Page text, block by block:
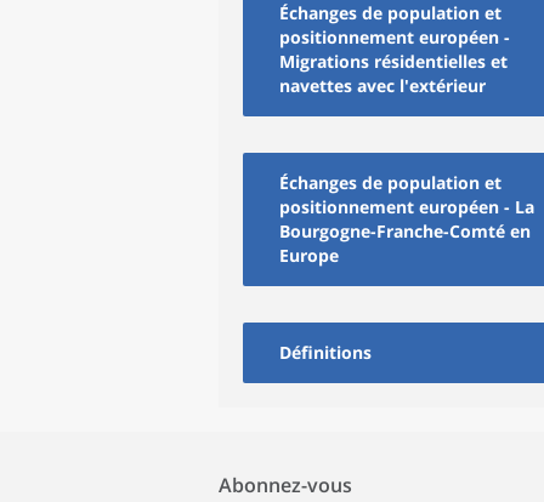
Échanges de population et
positionnement européen -
Migrations résidentielles et
navettes avec l'extérieur
Échanges de population et
positionnement européen - La
Bourgogne-Franche-Comté en
Europe
Définitions
Abonnez-vous